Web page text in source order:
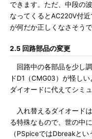
できます。ただ、中段の
なってくるとAC220V付
が何だか正しくなさそう
2.5 回路部品の変更
回路中の各部品を少し
ドD1（CMG03）が怪し
ダイオードに代えてシミ
入れ替えるダイオード
る特殊なもので、世の中
（PSpiceではDbreakと